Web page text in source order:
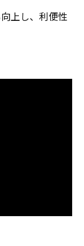
上し、利便性